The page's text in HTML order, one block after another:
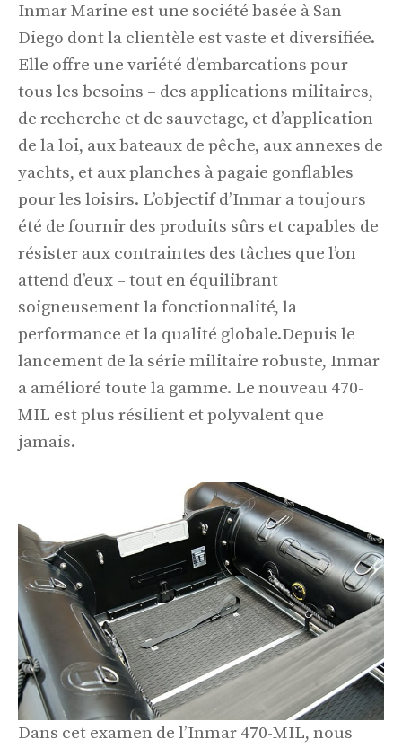
Inmar Marine est une société basée à San
Diego dont la clientèle est vaste et diversifiée.
Elle offre une variété d’embarcations pour
tous les besoins – des applications militaires,
de recherche et de sauvetage, et d’application
de la loi, aux bateaux de pêche, aux annexes de
yachts, et aux planches à pagaie gonflables
pour les loisirs. L’objectif d’Inmar a toujours
été de fournir des produits sûrs et capables de
résister aux contraintes des tâches que l’on
attend d’eux – tout en équilibrant
soigneusement la fonctionnalité, la
performance et la qualité globale.Depuis le
lancement de la série militaire robuste, Inmar
a amélioré toute la gamme. Le nouveau 470-
MIL est plus résilient et polyvalent que
jamais.
Dans cet examen de l’Inmar 470-MIL, nous